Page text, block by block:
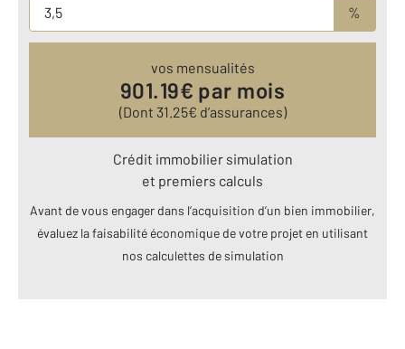
%
vos mensualités
901.19€ par mois
(Dont 31.25€ d’assurances)
Crédit immobilier simulation
et premiers calculs
Avant de vous engager dans l’acquisition d’un bien immobilier,
évaluez la faisabilité économique de votre projet en utilisant
nos calculettes de simulation